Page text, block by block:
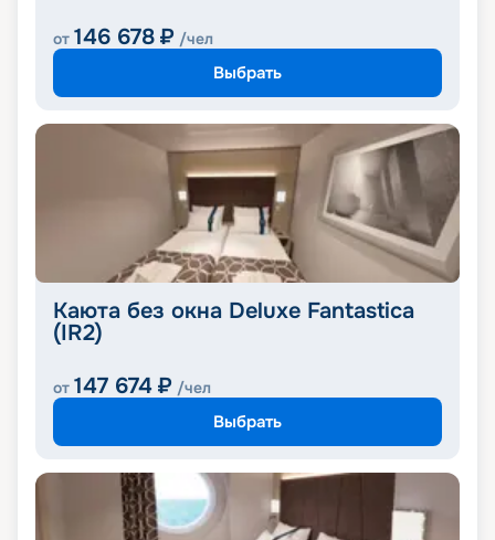
от 146 678 ₽ /чел
Выбрать
Каюта без окна Deluxe Fantastica
(IR2)
от 147 674 ₽ /чел
Выбрать